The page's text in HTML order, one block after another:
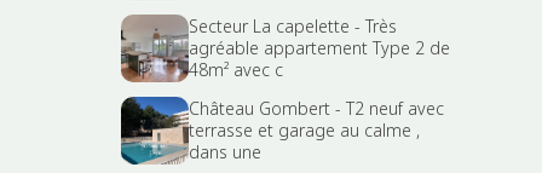
Secteur La capelette - Très
agréable appartement Type 2 de
48m² avec c
Château Gombert - T2 neuf avec
terrasse et garage au calme ,
dans une